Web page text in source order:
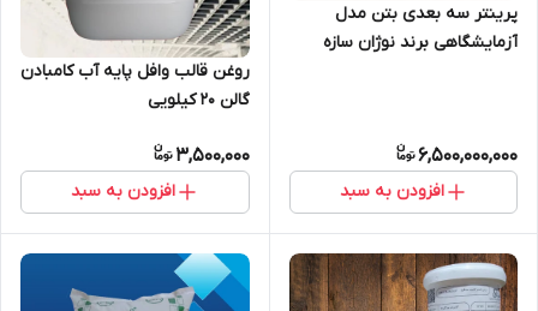
پرینتر سه بعدی بتن مدل
آزمایشگاهی برند نوژان سازه
6,500,000,000
افزودن به سبد
روغن قالب وافل پایه آب کامبادن
گالن 20 کیلویی
3,500,000
افزودن به سبد